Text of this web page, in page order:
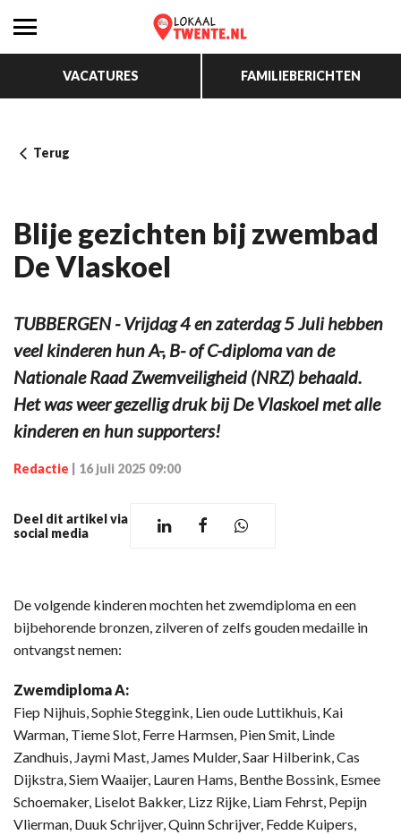
VACATURES FAMILIEBERICHTEN
Terug
Blije gezichten bij zwembad
De Vlaskoel
TUBBERGEN - Vrijdag 4 en zaterdag 5 Juli hebben
veel kinderen hun A-, B- of C-diploma van de
Nationale Raad Zwemveiligheid (NRZ) behaald.
Het was weer gezellig druk bij De Vlaskoel met alle
kinderen en hun supporters!
Redactie 16 juli 2025 09:00
Deel dit artikel via
social media
De volgende kinderen mochten het zwemdiploma en een
bijbehorende bronzen, zilveren of zelfs gouden medaille in
ontvangst nemen:
Zwemdiploma A:
Fiep Nijhuis, Sophie Steggink, Lien oude Luttikhuis, Kai
Warman, Tieme Slot, Ferre Harmsen, Pien Smit, Linde
Zandhuis, Jaymi Mast, James Mulder, Saar Hilberink, Cas
Dijkstra, Siem Waaijer, Lauren Hams, Benthe Bossink, Esmee
Schoemaker, Liselot Bakker, Lizz Rijke, Liam Fehrst, Pepijn
Vlierman, Duuk Schrijver, Quinn Schrijver, Fedde Kuipers,